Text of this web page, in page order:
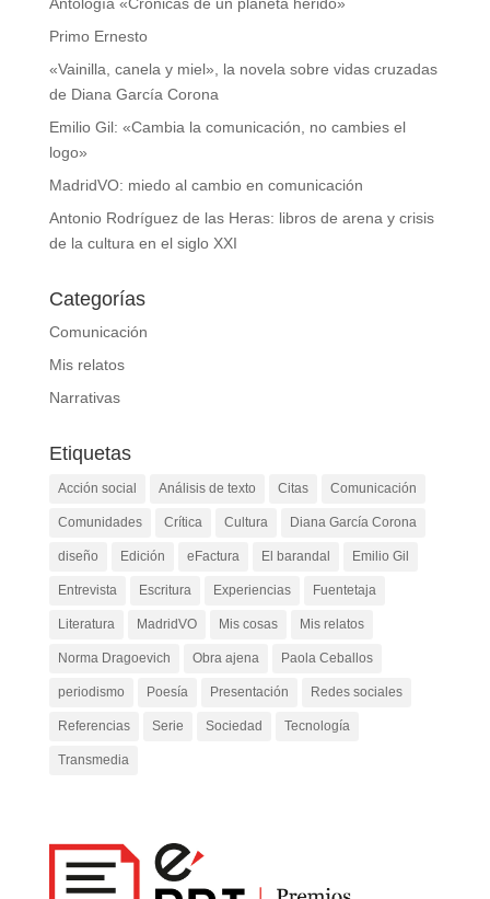
Primo Ernesto
«Vainilla, canela y miel», la novela sobre vidas cruzadas
de Diana García Corona
Emilio Gil: «Cambia la comunicación, no cambies el
logo»
MadridVO: miedo al cambio en comunicación
Antonio Rodríguez de las Heras: libros de arena y crisis
de la cultura en el siglo XXI
Categorías
Comunicación
Mis relatos
Narrativas
Etiquetas
Acción social Análisis de texto Citas Comunicación
Comunidades Crítica Cultura Diana García Corona
diseño Edición eFactura El barandal Emilio Gil
Entrevista Escritura Experiencias Fuentetaja
Literatura MadridVO Mis cosas Mis relatos
Norma Dragoevich Obra ajena Paola Ceballos
periodismo Poesía Presentación Redes sociales
Referencias Serie Sociedad Tecnología
Transmedia